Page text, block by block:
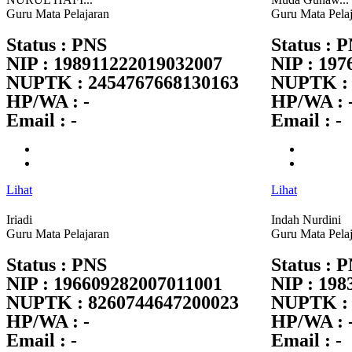
Guru Mata Pelajaran
Status : PNS
NIP : 198911222019032007
NUPTK : 2454767668130163
HP/WA : -
Email : -
Lihat
Guru Mata
Status :
NIP :
NUPTK :
HP/WA :
Email : -
Lihat
Iriadi
Guru Mata Pelajaran
Status : PNS
NIP : 196609282007011001
NUPTK : 8260744647200023
HP/WA : -
Email : -
Indah Nurdini
Guru Mata
Status :
NIP :
NUPTK :
HP/WA :
Email : -